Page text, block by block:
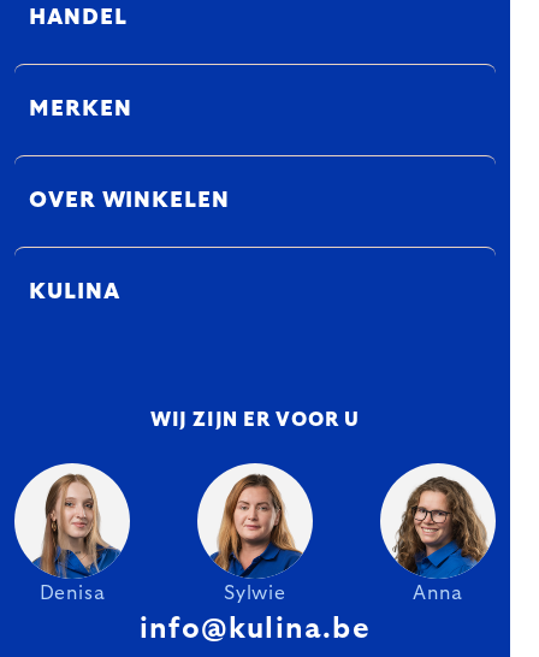
HANDEL
MERKEN
OVER WINKELEN
KULINA
WIJ ZIJN ER VOOR U
Denisa Sylwie Anna
info@kulina.be